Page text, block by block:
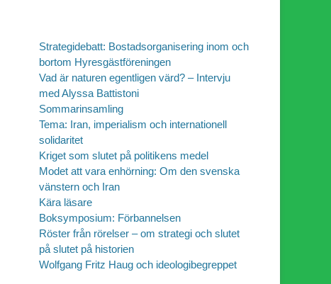
Strategidebatt: Bostadsorganisering inom och
bortom Hyresgästföreningen
Vad är naturen egentligen värd? – Intervju
med Alyssa Battistoni
Sommarinsamling
Tema: Iran, imperialism och internationell
solidaritet
Kriget som slutet på politikens medel
Modet att vara enhörning: Om den svenska
vänstern och Iran
Kära läsare
Boksymposium: Förbannelsen
Röster från rörelser – om strategi och slutet
på slutet på historien
Wolfgang Fritz Haug och ideologibegreppet